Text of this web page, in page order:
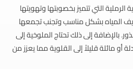
الرملية التي تتميز بخصوبتها وتهويتها
المياه بشكل مناسب وتجنب تجمعها
بالإضافة إلى ذلك تحتاج الملوخية إلى
أو مائلة قليلاً إلى القلوية مما يعزز من